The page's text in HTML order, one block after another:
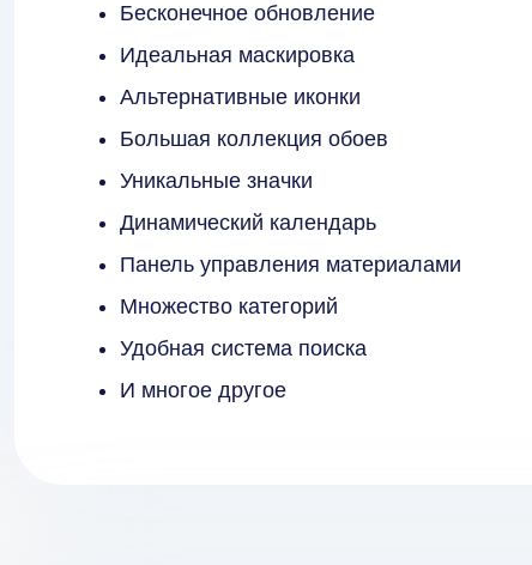
Бесконечное обновление
Идеальная маскировка
Альтернативные иконки
Большая коллекция обоев
Уникальные значки
Динамический календарь
Панель управления материалами
Множество категорий
Удобная система поиска
И многое другое